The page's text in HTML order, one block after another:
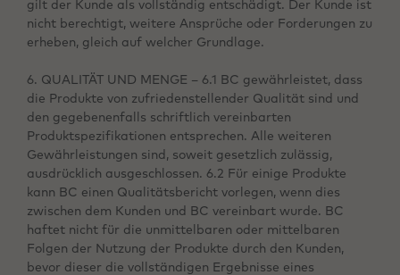
gilt der Kunde als vollständig entschädigt. Der Kunde ist
nicht berechtigt, weitere Ansprüche oder Forderungen zu
erheben, gleich auf welcher Grundlage.
6. QUALITÄT UND MENGE – 6.1 BC gewährleistet, dass
die Produkte von zufriedenstellender Qualität sind und
den gegebenenfalls schriftlich vereinbarten
Produktspezifikationen entsprechen. Alle weiteren
Gewährleistungen sind, soweit gesetzlich zulässig,
ausdrücklich ausgeschlossen. 6.2 Für einige Produkte
kann BC einen Qualitätsbericht vorlegen, wenn dies
zwischen dem Kunden und BC vereinbart wurde. BC
haftet nicht für die unmittelbaren oder mittelbaren
Folgen der Nutzung der Produkte durch den Kunden,
bevor dieser die vollständigen Ergebnisse eines